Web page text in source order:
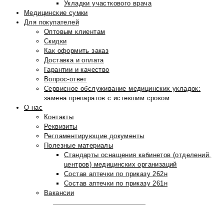
Укладки участкового врача
Медицинские сумки
Для покупателей
Оптовым клиентам
Скидки
Как оформить заказ
Доставка и оплата
Гарантии и качество
Вопрос-ответ
Сервисное обслуживание медицинских укладок:
замена препаратов с истекшим сроком
О нас
Контакты
Реквизиты
Регламентирующие документы
Полезные материалы
Стандарты оснащения кабинетов (отделений,
центров) медицинских организаций
Состав аптечки по приказу 262н
Состав аптечки по приказу 261н
Вакансии